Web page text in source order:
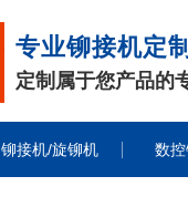
专业铆接机定
定制属于您产品的
铆接机/旋铆机 数